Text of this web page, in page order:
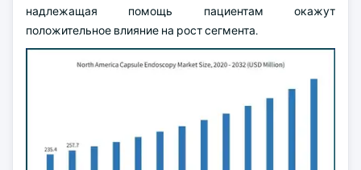
надлежащая помощь пациентам окажут
положительное влияние на рост сегмента.